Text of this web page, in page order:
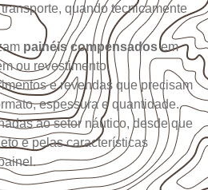
quando tecnicamente
painéis compensadosem
ou revestimento.
e revendas que precisam
espessura e quantidade.
ao setor náutico, desde que
e pelas características